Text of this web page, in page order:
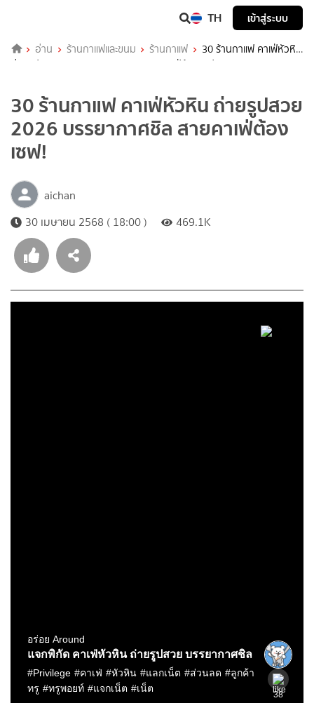
TH เข้าสู่ระบบ
อ่าน ร้านกาแฟและขนม ร้านกาแฟ
30 ร้านกาแฟ คาเฟ่หัวหิน
ถ่ายรูปสวย 2026 บรรยากาศชิล สายคาเฟ่ต้องเซฟ!
30 ร้านกาแฟ คาเฟ่หัวหิน ถ่ายรูปสวย
2026 บรรยากาศชิล สายคาเฟ่ต้อง
เซฟ!
aichan
30 เมษายน 2568 ( 18:00 )
469.1K